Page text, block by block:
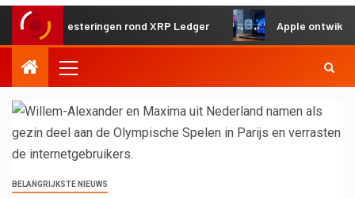
investeringen rond XRP Ledger Apple ontwikkelt
BELANGRIJKSTE NIEUWS